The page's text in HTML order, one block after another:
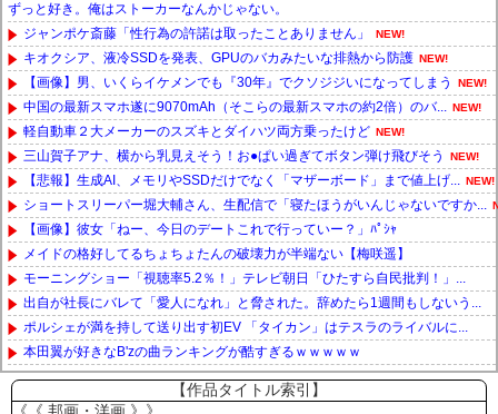
ずっと好き。俺はストーカーなんかじゃない。
ジャンポケ斎藤「性行為の許諾は取ったことありません」
NEW!
キオクシア、液冷SSDを発表、GPUのバカみたいな排熱から防護 NEW!
【画像】男、いくらイケメンでも『30年』でクソジジいになってしまう NEW!
中国の最新スマホ遂に9070mAh（そこらの最新スマホの約2倍）のバ... NEW!
軽自動車２大メーカーのスズキとダイハツ両方乗ったけど NEW!
三山賀子アナ、横から乳見えそう！お●ぱい過ぎてボタン弾け飛びそう NEW!
【悲報】生成AI、メモリやSSDだけでなく「マザーボード」まで値上げ... NEW!
ショートスリーパー堀大輔さん、生配信で「寝たほうがいんじゃないですか...
【画像】彼女「ねー、今日のデートこれで行っていー？」ﾊﾟｼｬ
メイドの格好してるちょちょたんの破壊力が半端ない【梅咲遥】
モーニングショー「視聴率5.2％！」テレビ朝日「ひたすら自民批判！」...
出自が社長にバレて「愛人になれ」と脅された。辞めたら1週間もしないう...
ポルシェが満を持して送り出す初EV 「タイカン」はテスラのライバルに...
本田翼が好きなB'zの曲ランキングが酷すぎるｗｗｗｗｗ
Powered by livedoor 相互RSS
【作品タイトル索引】